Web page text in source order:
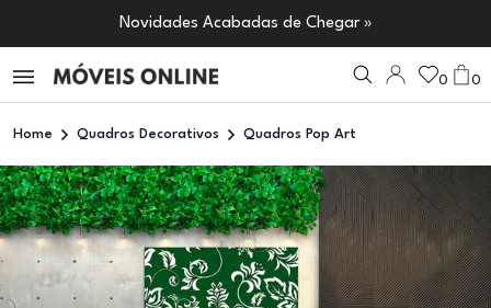
Novidades Acabadas de Chegar »
0 0
Home Quadros Decorativos Quadros Pop Art